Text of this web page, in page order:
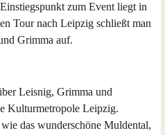
zum Event liegt in
Tour nach Leipzig schließt man
Grimma auf.
Leisnig, Grimma und
Kulturmetropole Leipzig.
das wunderschöne Muldental,